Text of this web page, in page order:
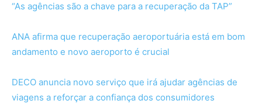
“As agências são a chave para a recuperação da TAP”
ANA afirma que recuperação aeroportuária está em bom
andamento e novo aeroporto é crucial
DECO anuncia novo serviço que irá ajudar agências de
viagens a reforçar a confiança dos consumidores